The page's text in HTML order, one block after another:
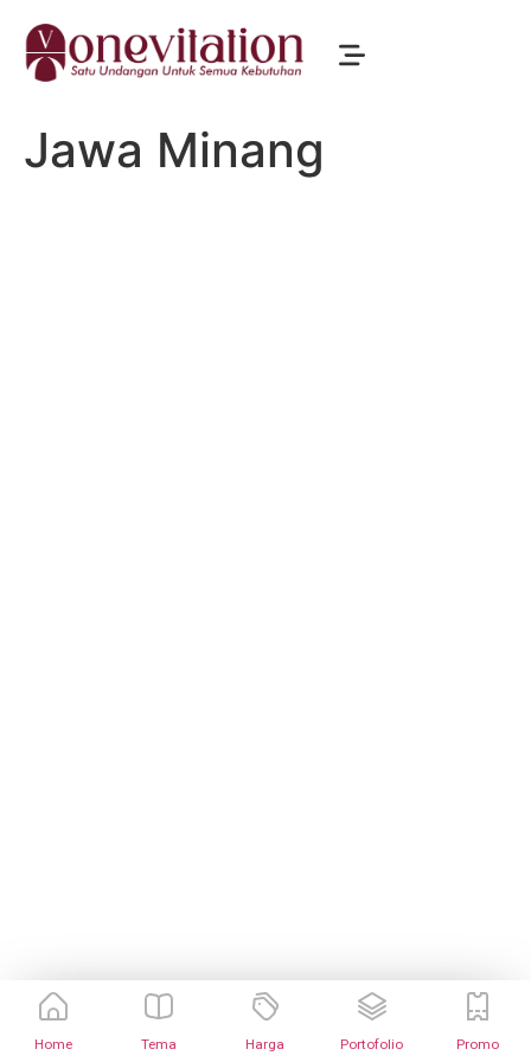
Home Tema Harga Portofolio Promo
Jawa Minang